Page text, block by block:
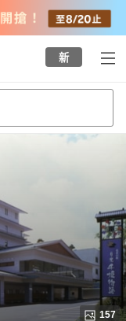
新
157